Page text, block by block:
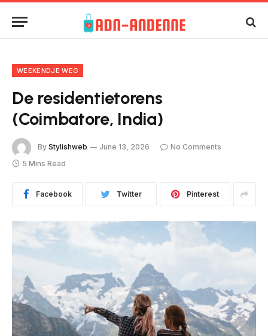
WEEKENDJE WEG
De residentietorens
(Coimbatore, India)
By Stylishweb June 13, 2026
No Comments
5 Mins Read
Facebook Twitter Pinterest